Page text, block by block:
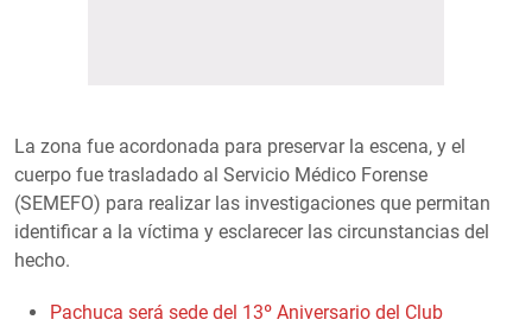
La zona fue acordonada para preservar la escena, y el
cuerpo fue trasladado al Servicio Médico Forense
(SEMEFO) para realizar las investigaciones que permitan
identificar a la víctima y esclarecer las circunstancias del
hecho.
Pachuca será sede del 13º Aniversario del Club